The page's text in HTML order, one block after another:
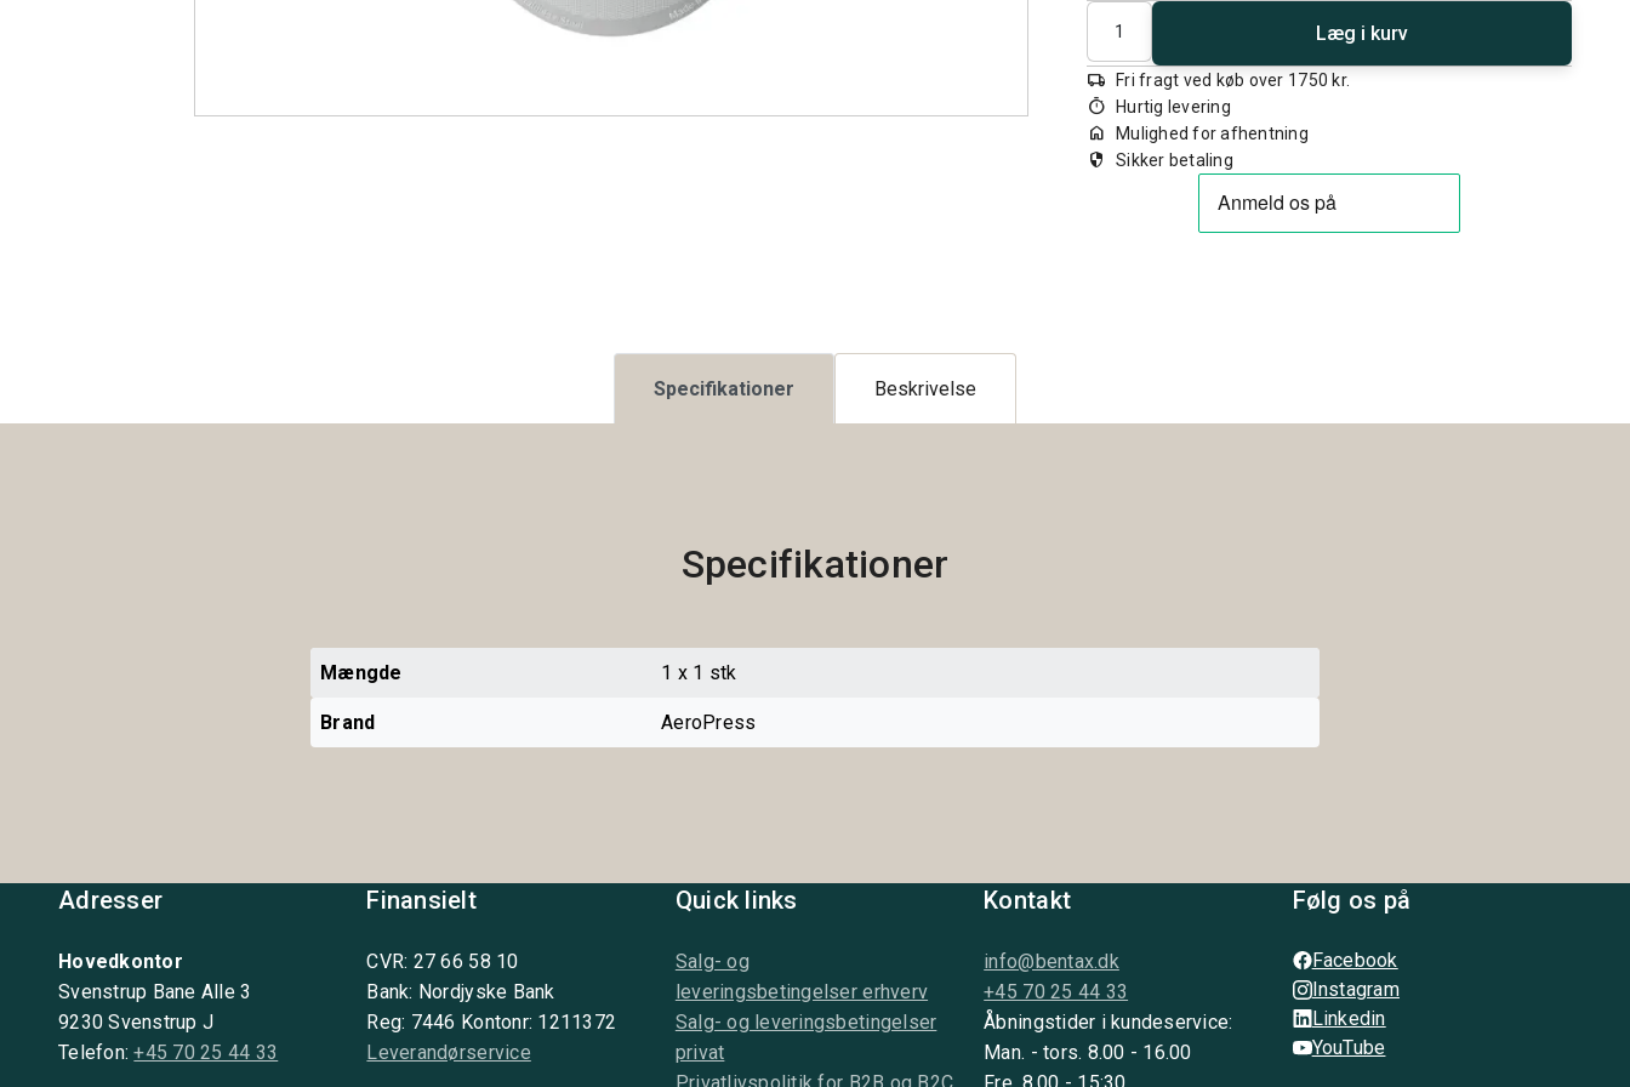
Antal
Læg i kurv
local_shipping Fri fragt ved køb over 1750 kr.
timer Hurtig levering
home Mulighed for afhentning
security Sikker betaling
Specifikationer Beskrivelse
Specifikationer
Mængde 1 x 1 stk
Brand AeroPress
Adresser
Hovedkontor
Svenstrup Bane Alle 3
9230 Svenstrup J
Telefon:+45 70 25 44 33
Finansielt
CVR: 27 66 58 10
Bank: Nordjyske Bank
Reg: 7446 Kontonr: 1211372
Leverandørservice
Quick links
Salg- og
leveringsbetingelser erhverv
Salg- og leveringsbetingelser
privat
Kontakt
info@bentax.dk
+45 70 25 44 33
Åbningstider i kundeservice:
Man. - tors. 8.00 - 16.00
Følg os på
Facebook
Instagram
Linkedin
YouTube